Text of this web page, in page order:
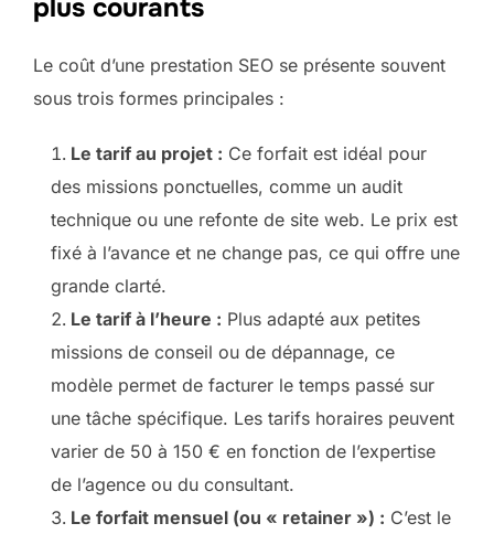
plus courants
Le coût d’une prestation SEO se présente souvent
sous trois formes principales :
Le tarif au projet : Ce forfait est idéal pour
des missions ponctuelles, comme un audit
technique ou une refonte de site web. Le prix est
fixé à l’avance et ne change pas, ce qui offre une
grande clarté.
Le tarif à l’heure : Plus adapté aux petites
missions de conseil ou de dépannage, ce
modèle permet de facturer le temps passé sur
une tâche spécifique. Les tarifs horaires peuvent
varier de 50 à 150 € en fonction de l’expertise
de l’agence ou du consultant.
Le forfait mensuel (ou « retainer ») : C’est le